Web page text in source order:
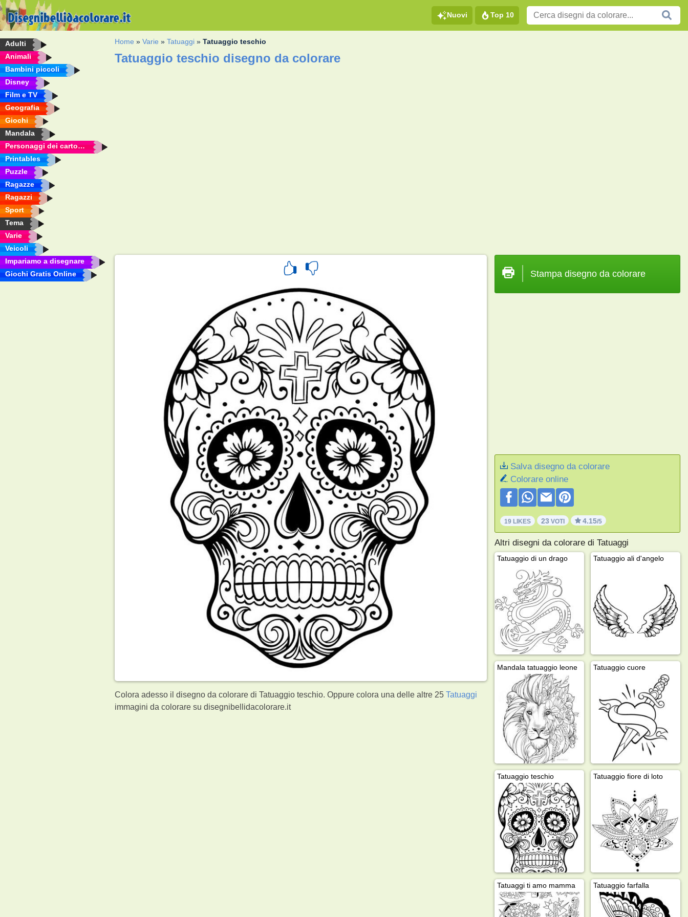
Nuovi Top 10
Adulti
Animali
Bambini piccoli
Disney
Film e TV
Geografia
Giochi
Mandala
Personaggi dei cartoni animati
Printables
Puzzle
Ragazze
Ragazzi
Sport
Tema
Varie
Veicoli
Impariamo a disegnare
Giochi Gratis Online
Home »Varie »Tatuaggi »Tatuaggio teschio
Tatuaggio teschio disegno da colorare
Colora adesso il disegno da colorare di Tatuaggio teschio. Oppure colora una delle altre 25Tatuaggi
immagini da colorare su disegnibellidacolorare.it
Stampa disegno da colorare
Salva disegno da colorare
Colorare online
19 LIKES 23 VOTI 4.15/5
Altri disegni da colorare di Tatuaggi
Tatuaggio di un drago Tatuaggio ali d'angelo
Mandala tatuaggio leone Tatuaggio cuore
Tatuaggio teschio Tatuaggio fiore di loto
Tatuaggi ti amo mamma Tatuaggio farfalla